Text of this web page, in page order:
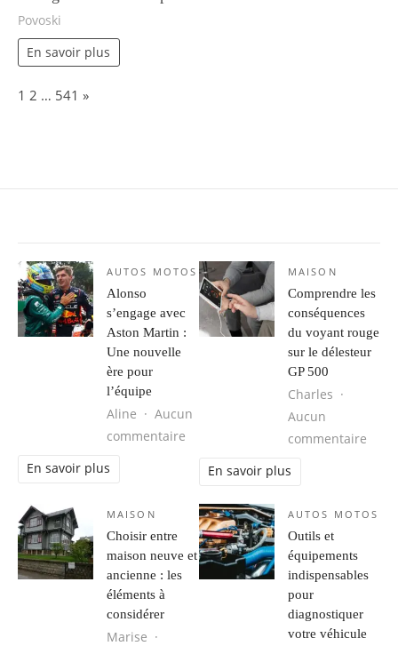
Povoski
En savoir plus
Page:
1 2 … 541 Next
»
AUTOS MOTOS
Alonso
s’engage avec
Aston Martin :
Une nouvelle
ère pour
l’équipe
Aline
Aucun
commentaire sur Alonso s’engage avec Aston
En savoir plus
MAISON
Comprendre les
conséquences
du voyant rouge
sur le délesteur
GP 500
Charles
Aucun
commentaire
En savoir plus
MAISON
Choisir entre
maison neuve et
ancienne : les
éléments à
considérer
Marise
AUTOS MOTOS
Outils et
équipements
indispensables
pour
diagnostiquer
votre véhicule